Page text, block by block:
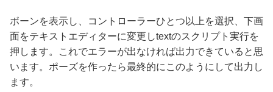
ボーンを表示し、コントローラーひとつ以上を選択、下画
面をテキストエディターに変更しtextのスクリプト実行を
押します。これでエラーが出なければ出力できていると思
います。ポーズを作ったら最終的にこのようにして出力し
ます。